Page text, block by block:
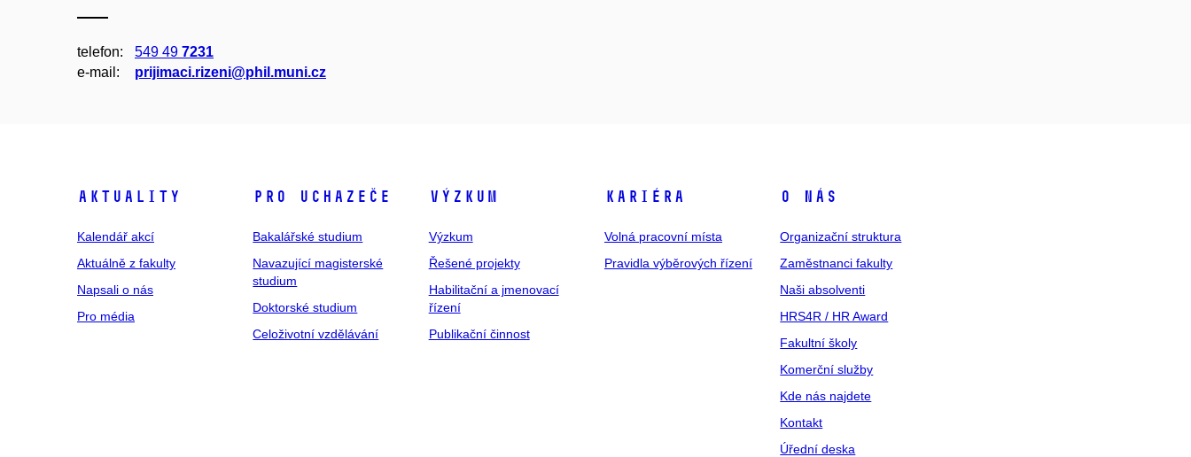
telefon: 549 49 7231
e‑mail:
prijimaci.rizeni@phil.muni.cz
Aktuality
Kalendář akcí
Aktuálně z fakulty
Napsali o nás
Pro média
Pro uchazeče
Bakalářské studium
Navazující magisterské
studium
Doktorské studium
Celoživotní vzdělávání
Výzkum
Výzkum
Řešené projekty
Habilitační a jmenovací
řízení
Publikační činnost
Kariéra
Volná pracovní místa
Pravidla výběrových řízení
O nás
Organizační struktura
Zaměstnanci fakulty
Naši absolventi
HRS4R / HR Award
Fakultní školy
Komerční služby
Kde nás najdete
Kontakt
Úřední deska